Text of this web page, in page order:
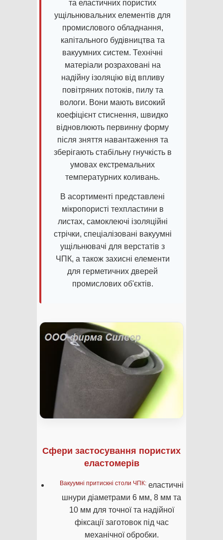
та еластичних пористих
ущільнювальних елементів для
промислового обладнання,
капітального будівництва та
вакуумних систем. Технічні
матеріали розраховані на
надійну ізоляцію від впливу
повітряних потоків, пилу та
вологи. Вони мають високий
коефіцієнт стиснення, швидко
відновлюють первинну форму
після зняття навантаження та
зберігають стабільну гнучкість в
умовах екстремальних
температурних коливань.
В асортименті представлені
мікропористі техпластини в
листах, самоклеючі ізоляційні
стрічки, спеціалізовані вакуумні
ущільнювачі для верстатів з
ЧПК, а також захисні елементи
для герметичних дверей
промислових об'єктів.
Сфери застосування пористих
еластомерів
Вакуумні притискні столи ЧПК:еластичні
шнури діаметрами 6 мм, 8 мм та
10 мм для точної та надійної
фіксації заготовок під час
механічної обробки.